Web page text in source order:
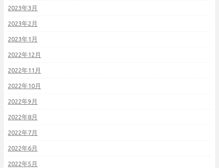
2023年3月
2023年2月
2023年1月
2022年12月
2022年11月
2022年10月
2022年9月
2022年8月
2022年7月
2022年6月
2022年5月